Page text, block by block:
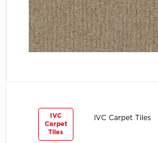
IVC
Carpet
Tiles
IVC Carpet Tiles